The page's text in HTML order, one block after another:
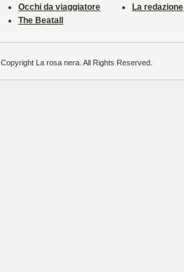
Occhi da viaggiatore
The Beatall
La redazione
Copyright La rosa nera. All Rights Reserved.